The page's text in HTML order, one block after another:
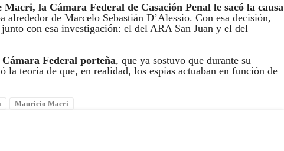
la Cámara Federal de Casación Penal le sacó la causa
alrededor de Marcelo Sebastián D’Alessio. Con esa decisión,
con esa investigación: el del ARA San Juan y el del
Federal porteña, que ya sostuvo que durante su
teoría de que, en realidad, los espías actuaban en función de
Mauricio Macri